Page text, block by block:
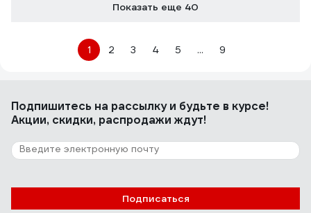
Показать еще 40
1 2 3 4 5 ... 9
Подпишитесь на рассылкуи будьте в курсе!
Акции, скидки, распродажи ждут!
Подписаться